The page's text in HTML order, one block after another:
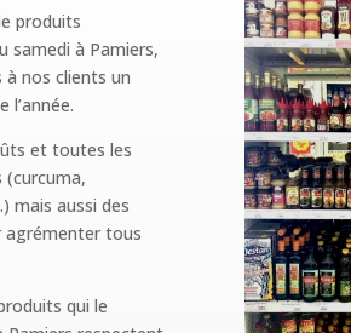
produits
samedi à Pamiers,
nos clients un
et toutes les
(curcuma,
mais aussi des
agrémenter tous
qui le